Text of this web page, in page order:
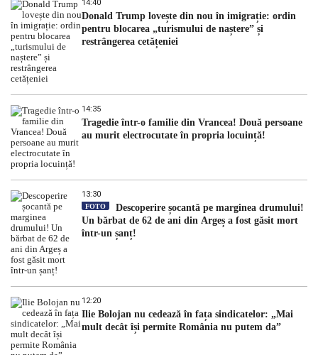
14:40
Donald Trump lovește din nou în imigrație: ordin
pentru blocarea „turismului de naștere” și
restrângerea cetățeniei
14:35
Tragedie într-o familie din Vrancea! Două persoane
au murit electrocutate în propria locuință!
13:30
FOTO
Descoperire șocantă pe marginea drumului!
Un bărbat de 62 de ani din Argeș a fost găsit mort
într-un șanț!
12:20
Ilie Bolojan nu cedează în fața sindicatelor: „Mai
mult decât își permite România nu putem da”